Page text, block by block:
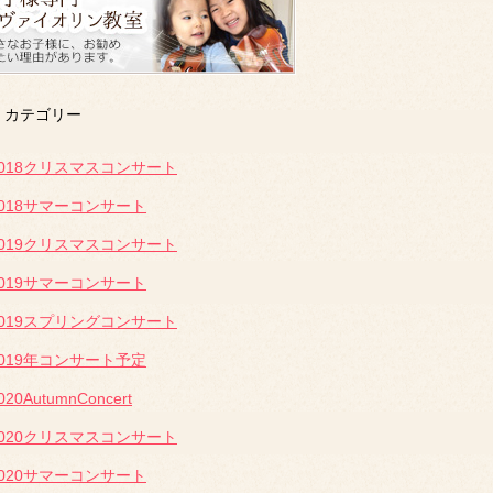
カテゴリー
クリスマスコンサート
サマーコンサート
クリスマスコンサート
サマーコンサート
スプリングコンサート
年コンサート予定
クリスマスコンサート
サマーコンサート